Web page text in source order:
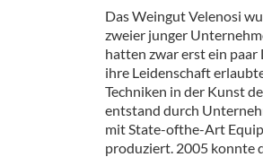
Kontakt
Termine
Fassbier + Zubehör
Das Weingut Velenosi
zweier junger
hatten zwar erst ein
ihre Leidenschaft
Techniken in der Kunst
entstand durch
mit State-ofthe-Art
produziert. 2005 konnte